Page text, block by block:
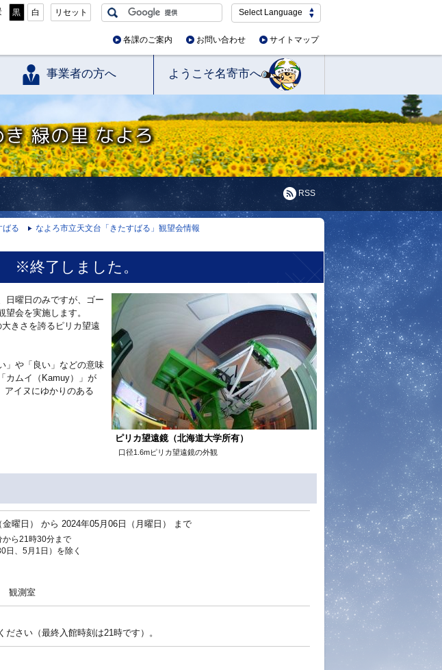
黒 白 リセット Select Language
各課のご案内 お問い合わせ サイトマップ
事業者の方へ ようこそ名寄市へ
らめき 緑の里 なよろ
RSS
ばる
なよろ市立天文台「きたすばる」観望会情報
※終了しました。
ピリカ望遠鏡（北海道大学所有）
口径1.6mピリカ望遠鏡の外観
日曜日のみですが、ゴー
会を実施します。
きさを誇るピリカ望遠
」や「良い」などの意味
カムイ（Kamuy）」が
アイヌにゆかりのある
曜日） から 2024年05月06日（月曜日） まで
ら21時30分まで
日、5月1日）を除く
観測室
さい（最終入館時刻は21時です）。